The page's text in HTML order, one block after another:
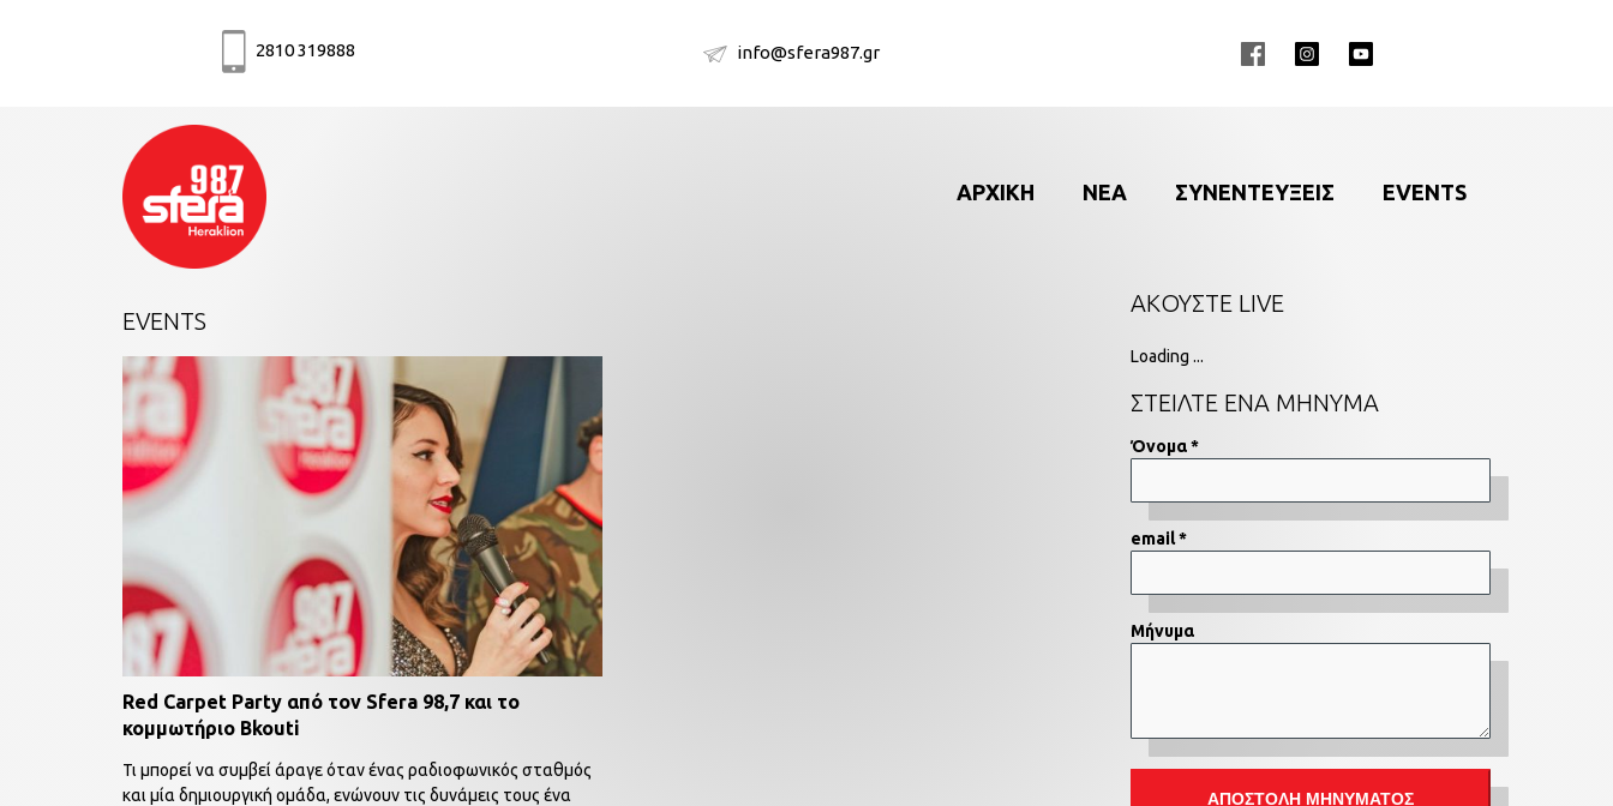
2810 319888 info@sfera987.gr
ΑΡΧΙΚΗ ΝΕΑ ΣΥΝΕΝΤΕΥΞΕΙΣ EVENTS
EVENTS
Red Carpet Party από τον Sfera 98,7 και το
κομμωτήριο Bkouti
Τι μπορεί να συμβεί άραγε όταν ένας ραδιοφωνικός σταθμός
και μία δημιουργική ομάδα, ενώνουν τις δυνάμεις τους ένα
ΑΚΟΥΣΤΕ LIVE
Loading ...
ΣΤΕΙΛΤΕ ΕΝΑ ΜΗΝΥΜΑ
Όνομα *
email *
Μήνυμα